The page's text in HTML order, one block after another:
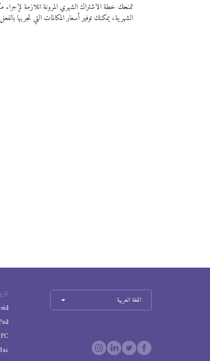
تمنحك خطة الاشتراك الشهري المرونة اللازمة
الشهرية، يمكنك توفير أسعار المكالمات التي تجريها بالفعل
اللغة العربية